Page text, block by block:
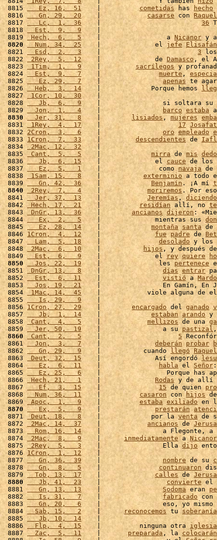
8815
   Ez, 16,  51
    |
cometidas has hecho
8816
   Gn, 29,  20
    |
casarse con Raquel
8817
   Lc,  1,  36
    |
36
8818
  Est,  9,   9
8819 Hech,  6,   5
    |                 a
Nicanor y
8820
  Num, 34,  25
    |              el
jefe
Elisafán
8821
  Esd,  2,   3
    |
3
8822 2Rey,  5,  12
    |              de
Damasco , el
8823 1Tim,  1,   9
    |
sacrílegos y
8824
  Est,  9,   7
    |
muerte ,
8825
   Ez, 29,   7
    |
apenas te
8826
  Heb,  3,  14
    |             Porque hemos
8827
1Cor, 10,  30
8828
   Jb,  6,   9
    |                si soltara su
8829
  Jon,  1,   4
    |
barco estaba
8830
  Jer, 31,   8
    |
lisiados, mujeres
8831 1Rey,  4,  17
    |
17 Josafat
8832 2Cron,  3,   6
    |
oro empleado
8833 1Cron,  7,  33
    |
descendientes de
8834 2Mac, 12,  32
8835
Cant,  5,   5
    |
mirra de mis
8836
   Jb,  6,  15
    |              el
cauce de los
8837
   Ez,  5,   1
    |               como
navaja de
8838
1Sam, 15,   8
    |
exterminio a todo
8839
   Gn, 42,  36
    |
Benjamín . ¡A mí
8840 2Rey,  7,   4
    |
moriremos . Por
8841
  Jer, 37,  13
    |
Jeremías , diciendo
8842 Hech, 17,  21
    |
residían allí, no
8843
DnGr, 13,  36
    |
ancianos dijeron:
8844
   Ex,  2,   5
    |              mientras sus
8845
   Ez, 28,  14
    |
montaña santa de
8846 1Cron,  4,  12
    |
fue padre de Bet
8847
  Lam,  5,  18
    |
desolado y los
8848 2Mac,  6,  10
    |
hijos , y después
8849
  Est,  6,   9
    |              el
rey quiere
8850
  Jos, 22,  19
    |               les
pertenece
8851 DnGr, 13,   8
    |
días entrar
8852
  Est,  6,  11
    |
vistió a
8853
  Jos, 19,  21
|                En Gamín, En
8854 1Mac, 14,  45
|            viole alguna de
8855
   Is, 29,   9
8856 1Cron, 27,  29
    |
encargado del ganado
8857
   Jb,  1,  14
    |
estaban arando y
8858 Cant,  4,   5
    |
mellizos de una
8859
  Jer, 50,  19
    |                a su
pastizal
8860
Cant,  2,   5
    |
5
8861
  Jon,  3,   7
    |
deberán probar
8862
   Gn, 29,   9
    |           cuando
llegó
Raquel
8863
Deut, 32,  15
    |              Así engordó
8864
   Ez,  6,  11
    |
habla el Señor
8865
   Ez, 25,   6
|                 Porque has
8866 Hech, 21,   1
    |
Rodas y de allí
8867
   Ef,  3,  15
    |
15 de quien
8868
  Num, 36,  11
    |
casaron con hijos
8869 Apoc,  1,   9
    |
estaba exiliado en
8870
   Ex,  5,   9
    |
prestarán
8871 Deut, 18,   8
    |             por la
venta de
8872
2Mac, 14,  37
    |
ancianos de
8873
  Rom, 16,  14
|                a Flegonte,
8874 2Mac,  8,   9
    |
inmediatamente a Nicanor
8875 2Rey,  5,   3
    |                Ella
dijo
8876 1Cron,  1,  12
    |
8877
   Gn, 36,  39
    |
nombre de su
8878
   Gn,  8,   5
    |
continuaron
8879
  Tob, 13,  17
    |
calles de
8880
   Jb, 41,  23
    |
convierte el
8881
   Gn, 13,  13
    |
Sodoma eran
8882
   Is, 31,   7
    |
fabricado con
8883
   Gn, 20,   6
    |                eso, yo mismo
8884
  Sab, 15,   2
    |
reconocemos tu soberanía
8885
   Jb, 10,  14
8886
  Flp,  4,  15
    |          ninguna otra
iglesia
8887
  Zac,  5,  11
    |
preparada, la colocarán